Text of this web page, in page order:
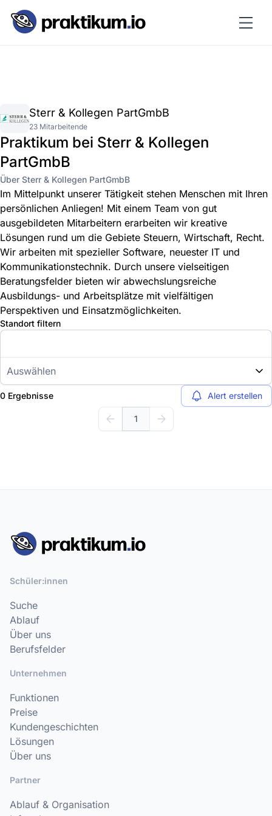
Sterr & Kollegen PartGmbB
23 Mitarbeitende
Praktikum bei Sterr & Kollegen
PartGmbB
Über Sterr & Kollegen PartGmbB
Im Mittelpunkt unserer Tätigkeit stehen Menschen mit Ihren
persönlichen Anliegen! Mit einem Team von gut
ausgebildeten Mitarbeitern erarbeiten wir kreative
Lösungen rund um die Gebiete Steuern, Wirtschaft, Recht.
Wir arbeiten mit spezieller Software, neuester IT und
Kommunikations­technik. Durch unsere vielseitigen
Beratungsfelder bieten wir abwechslungsreiche
Ausbildungs- und Arbeitsplätze mit vielfältigen
Perspektiven und Einsatzmöglichkeiten.
Standort filtern
Auswählen
0 Ergebnisse Alert erstellen
1
Schüler:innen
Suche
Ablauf
Über uns
Berufsfelder
Unternehmen
Funktionen
Preise
Kundengeschichten
Lösungen
Über uns
Partner
Ablauf & Organisation